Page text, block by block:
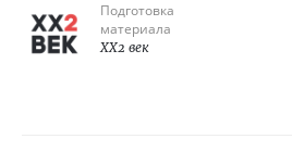
Подготовка
материала
XX2 век